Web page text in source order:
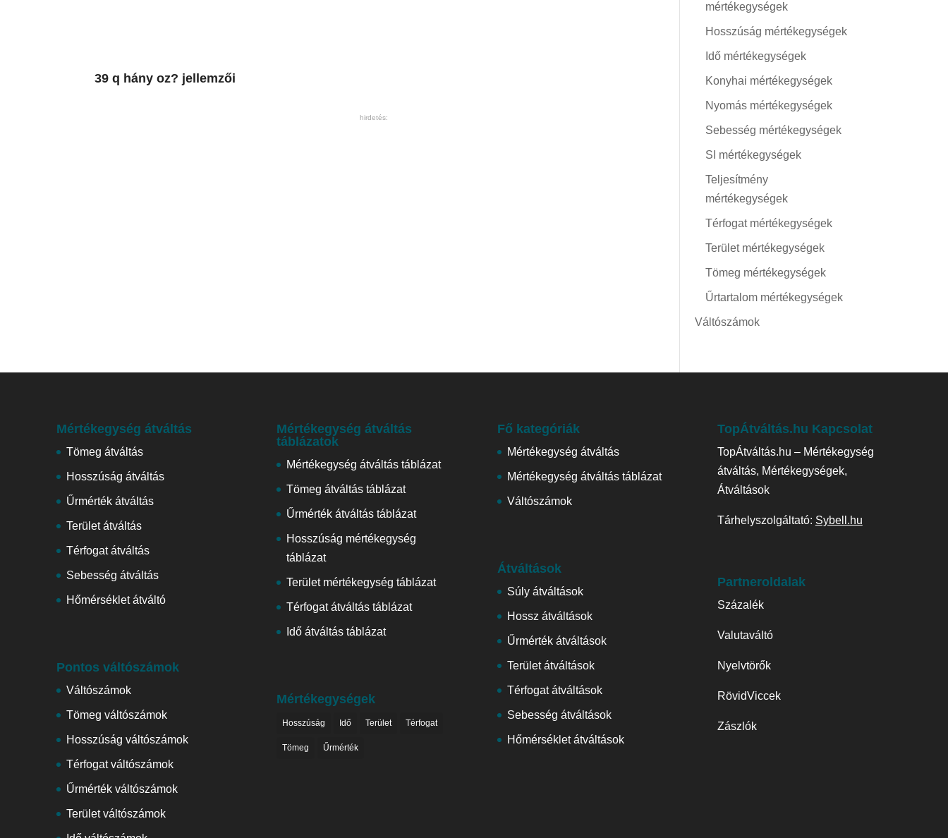
39 q hány oz? jellemzői
hirdetés:
mértékegységek
Hosszúság mértékegységek
Idő mértékegységek
Konyhai mértékegységek
Nyomás mértékegységek
Sebesség mértékegységek
SI mértékegységek
Teljesítmény
mértékegységek
Térfogat mértékegységek
Terület mértékegységek
Tömeg mértékegységek
Űrtartalom mértékegységek
Váltószámok
Mértékegység átváltás
Tömeg átváltás
Hosszúság átváltás
Űrmérték átváltás
Terület átváltás
Térfogat átváltás
Sebesség átváltás
Hőmérséklet átváltó
Pontos váltószámok
Váltószámok
Tömeg váltószámok
Hosszúság váltószámok
Térfogat váltószámok
Űrmérték váltószámok
Terület váltószámok
Mértékegység átváltás
táblázatok
Mértékegység átváltás táblázat
Tömeg átváltás táblázat
Űrmérték átváltás táblázat
Hosszúság mértékegység
táblázat
Terület mértékegység táblázat
Térfogat átváltás táblázat
Idő átváltás táblázat
Mértékegységek
Hosszúság Idő Terület Térfogat
Tömeg Űrmérték
Fő kategóriák
Mértékegység átváltás
Mértékegység átváltás táblázat
Váltószámok
Átváltások
Súly átváltások
Hossz átváltások
Űrmérték átváltások
Terület átváltások
Térfogat átváltások
Sebesség átváltások
Hőmérséklet átváltások
TopÁtváltás.hu Kapcsolat
TopÁtváltás.hu – Mértékegység
átváltás, Mértékegységek,
Átváltások
Tárhelyszolgáltató: Sybell.hu
Partneroldalak
Százalék
Valutaváltó
Nyelvtörők
RövidViccek
Zászlók